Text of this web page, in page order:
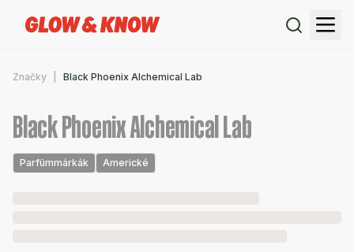
Značky Black Phoenix Alchemical Lab
Black Phoenix Alchemical Lab
Parfümmárkák Americké